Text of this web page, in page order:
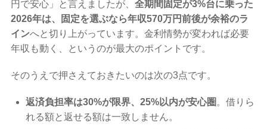
円で安心」と言えましたが、全期間固定が3%台に乗った
2026年は、固定を選ぶなら年収570万円前後が余裕のラ
インへと切り上がっています。金利情勢が変われば必要
年収も動く、というのが最大のポイントです。
そのうえで押さえておきたいのは次の3点です。
返済負担率は30%が限界、25%以内が安心圏 。借りら
れる額と返せる額は一致しません。